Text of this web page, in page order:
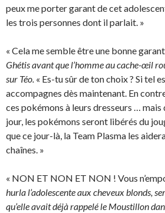
peux me porter garant de cet
les trois personnes dont il parlait. »
« Cela me semble être une bonne
Ghétis avant que l’homme au cache-œil
sur Téo. « Es-tu sûr de ton choix ? Si tel
accompagnes dès maintenant. En
ces pokémons à leurs dresseurs … mais
jour, les pokémons seront libérés du
que ce jour-là, la Team Plasma les
chaînes. »
« NON ET NON ET NON ! Vous
hurla l’adolescente aux cheveux blonds,
qu’elle avait déjà rappelé le Moustillon